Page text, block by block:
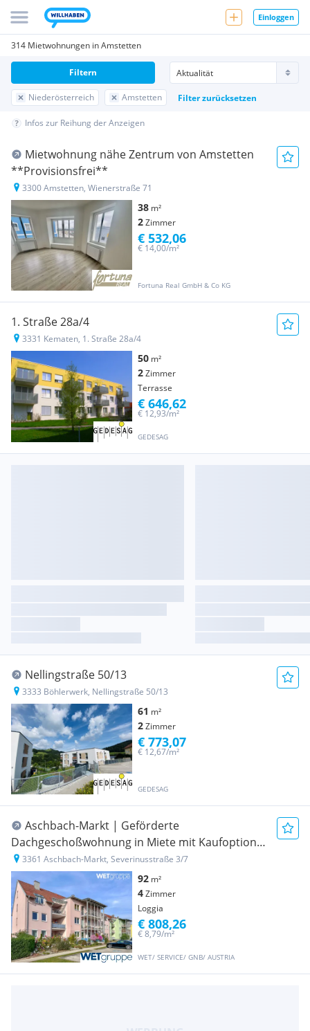
Einloggen
314 Mietwohnungen in Amstetten
Niederösterreich Amstetten Filter zurücksetzen
Filtern
Infos zur Reihung der Anzeigen
Mietwohnung nähe Zentrum von Amstetten
**Provisionsfrei**
3300 Amstetten, Wienerstraße 71
38 m²
2Zimmer
Fortuna Real GmbH & Co KG
€ 14,00/m²
€ 532,06
1. Straße 28a/4
3331 Kematen, 1. Straße 28a/4
50 m²
2Zimmer
Terrasse
GEDESAG
€ 12,93/m²
€ 646,62
Nellingstraße 50/13
3333 Böhlerwerk, Nellingstraße 50/13
61 m²
2Zimmer
GEDESAG
€ 12,67/m²
€ 773,07
Aschbach-Markt | Geförderte
Dachgeschoßwohnung in Miete mit Kaufoption |
Top 3/7 | 2.OG mit Loggia
3361 Aschbach-Markt, Severinusstraße 3/7
92 m²
4Zimmer
Loggia
WET/ SERVICE/ GNB/ AUSTRIA
€ 8,79/m²
€ 808,26